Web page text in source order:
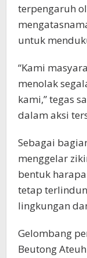
terpengaruh
untuk
“Kami
menolak
kami,” tegas
dalam aksi
Sebagai
menggelar
bentuk
tetap
lingkungan
Gelombang
Beutong